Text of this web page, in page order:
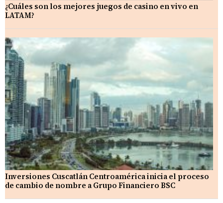
¿Cuáles son los mejores juegos de casino en vivo en
LATAM?
Inversiones Cuscatlán Centroamérica inicia el proceso
de cambio de nombre a Grupo Financiero BSC